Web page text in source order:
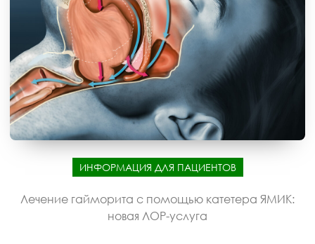
ИНФОРМАЦИЯ ДЛЯ ПАЦИЕНТОВ
Лечение гайморита с помощью катетера ЯМИК:
новая ЛОР-услуга